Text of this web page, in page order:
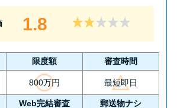
1.8
限度額 審査時間
800万円 最短即日
Web完結審査 郵送物ナシ